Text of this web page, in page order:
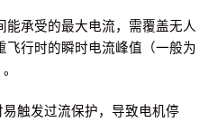
能承受的最大电流，需覆盖无人
飞行时的瞬时电流峰值（一般为
触发过流保护，导致电机停